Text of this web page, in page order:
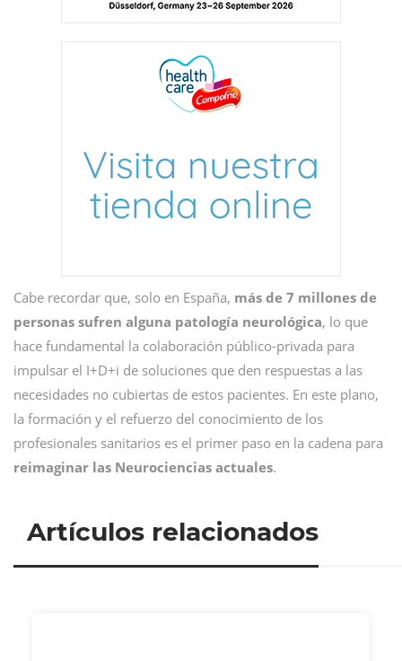
Cabe recordar que, solo en España, más de 7 millones de
personas sufren alguna patología neurológica, lo que
hace fundamental la colaboración público-privada para
impulsar el I+D+i de soluciones que den respuestas a las
necesidades no cubiertas de estos pacientes. En este plano,
la formación y el refuerzo del conocimiento de los
profesionales sanitarios es el primer paso en la cadena para
reimaginar las Neurociencias actuales.
Artículos relacionados